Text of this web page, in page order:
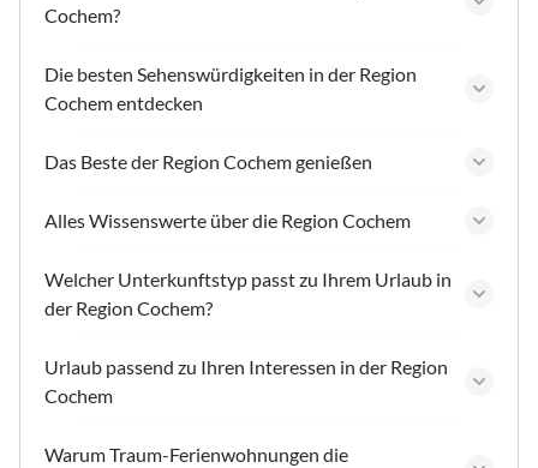
Cochem?
Die besten Sehenswürdigkeiten in der Region
Cochem entdecken
Das Beste der Region Cochem genießen
Alles Wissenswerte über die Region Cochem
Welcher Unterkunftstyp passt zu Ihrem Urlaub in
der Region Cochem?
Urlaub passend zu Ihren Interessen in der Region
Cochem
Warum Traum-Ferienwohnungen die